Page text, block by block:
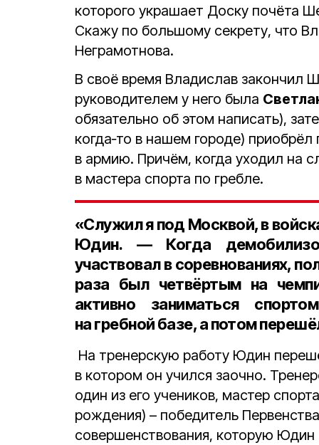
которого украшает Доску почёта
Скажу по большому секрету, что
Неграмотнова.
В своё время Владислав
руководителем у него была
обязательно об этом написать),
когда‑то в нашем городе)
в армию. Причём, когда уходил на
в мастера спорта по гребле.
«Служил я под Москвой, в
Юдин. — Когда
участвовал в соревнованиях,
раза был четвёртым на
активно заниматься
на гребной базе, а потом
На тренерскую работу Юдин
в котором он учился заочно.
один из его учеников, мастер
рождения) – победитель
совершенствования, которую Юдин